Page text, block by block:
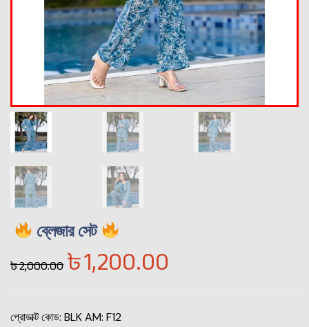
ব্লেজার সেট
৳2,000.00৳1,200.00
প্রোডাক্ট কোড: BLK AM: F12